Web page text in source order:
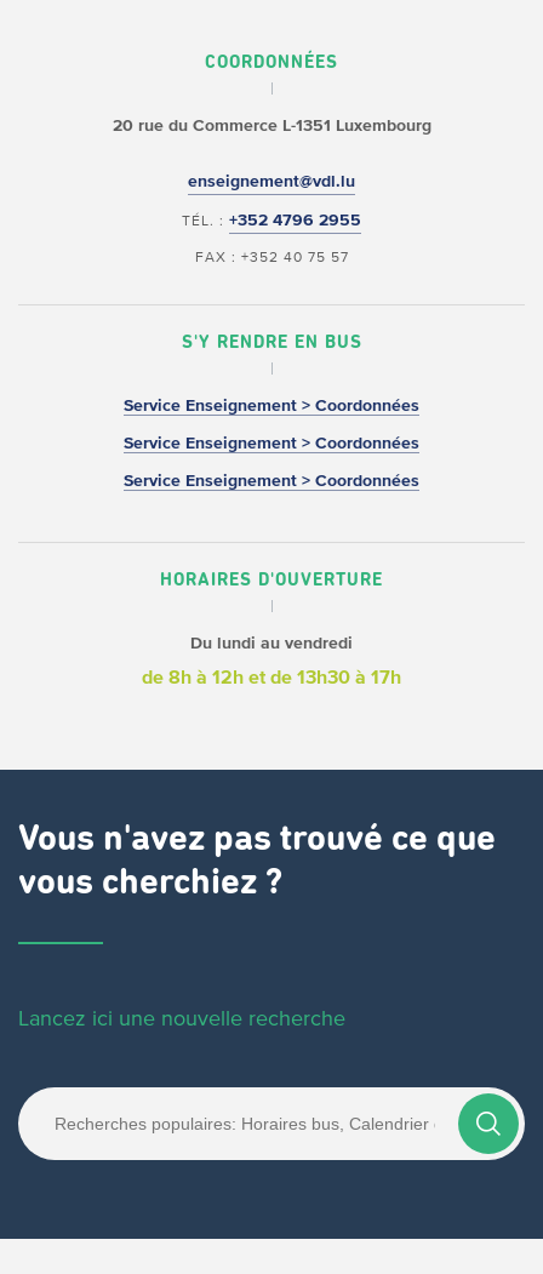
COORDONNÉES
20 rue du CommerceL-1351 Luxembourg
enseignement@vdl.lu
TÉL. : +352 4796 2955
FAX : +352 40 75 57
S'Y RENDRE EN BUS
Service Enseignement > Coordonnées
Service Enseignement > Coordonnées
Service Enseignement > Coordonnées
HORAIRES D'OUVERTURE
Du lundi au vendredi
de 8h à 12h et de 13h30 à 17h
Vous n'avez pas trouvé ce que
vous cherchiez ?
Lancez ici une nouvelle recherche